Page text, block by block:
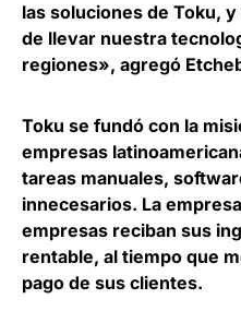
las soluciones de Toku,
de llevar nuestra
regiones», agregó
Toku se fundó con la
empresas
tareas manuales,
innecesarios. La
empresas reciban sus
rentable, al tiempo que
pago de sus clientes.